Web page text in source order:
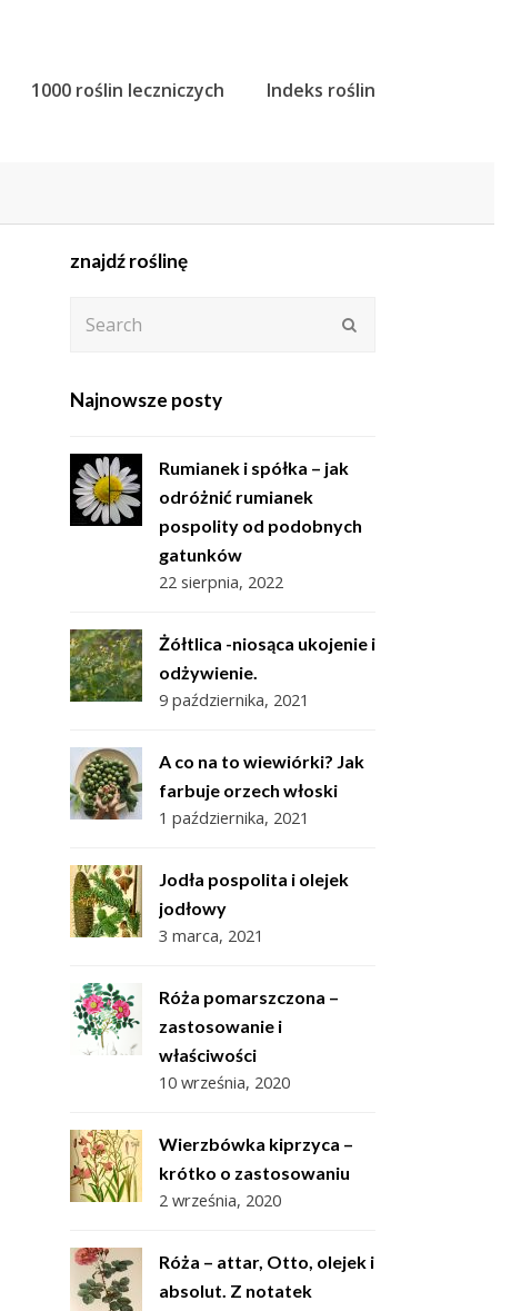
1000 roślin leczniczych Indeks roślin
znajdź roślinę
Najnowsze posty
Rumianek i spółka – jak
odróżnić rumianek
pospolity od podobnych
gatunków
22 sierpnia, 2022
Żółtlica -niosąca ukojenie i
odżywienie.
9 października, 2021
A co na to wiewiórki? Jak
farbuje orzech włoski
1 października, 2021
Jodła pospolita i olejek
jodłowy
3 marca, 2021
Róża pomarszczona –
zastosowanie i
właściwości
10 września, 2020
Wierzbówka kiprzyca –
krótko o zastosowaniu
2 września, 2020
Róża – attar, Otto, olejek i
absolut. Z notatek